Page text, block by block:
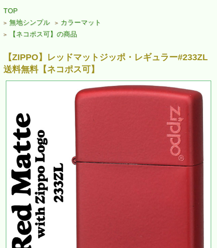
TOP
> 無地シンプル > カラーマット
> 【ネコポス可】の商品
【ZIPPO】レッドマットジッポ・レギュラー#233ZL
送料無料【ネコポス可】